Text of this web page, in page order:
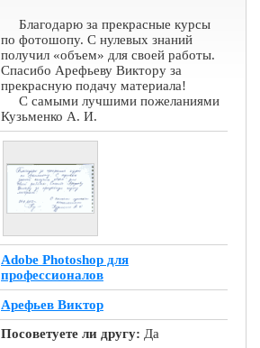
Благодарю за прекрасные курсы
по фотошопу. С нулевых знаний
получил «объем» для своей работы.
Спасибо Арефьеву Виктору за
прекрасную подачу материала!
С самыми лучшими пожеланиями
Кузьменко А. И.
Adobe Photoshop для
профессионалов
Арефьев Виктор
Посоветуете ли другу: Да